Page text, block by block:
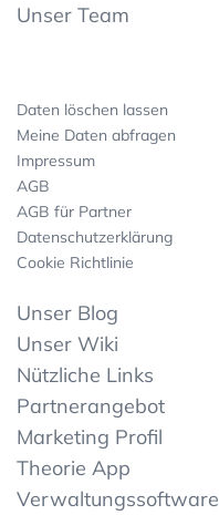
Unser Team
Daten löschen lassen
Meine Daten abfragen
Impressum
AGB
AGB für Partner
Datenschutzerklärung
Cookie Richtlinie
Unser Blog
Unser Wiki
Nützliche Links
Partnerangebot
Marketing Profil
Theorie App
Verwaltungssoftware